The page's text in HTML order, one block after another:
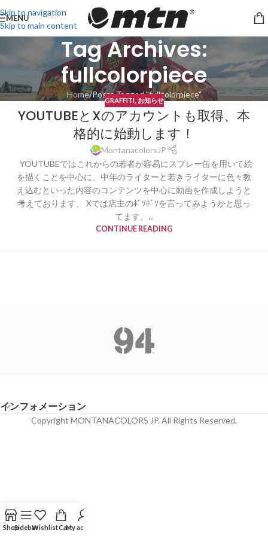
Skip to navigation
Skip to main content
MENU
Tag Archives:
fullcolorpiece
Home Posts Tagged "fullcolorpiece"
GRAFFITI, お知らせ
YOUTUBEとXのアカウントも取得、本
格的に始動します！
MontanacolorsJP
YOUTUBEではこれからの若者が容易にスプレー缶を用いて絵
を描くことを中心に、中年のライターと若きライターに色々教
え込むといった内容のコンテンツを中心に動画を作成しようと
考えております、 Xでは店主のﾎﾞｿﾎﾞｿを言ってみようかと思っ
てます。...
CONTINUE READING
インフォメーション
Copyright MONTANACOLORS JP. All Rights Reserved.
ShopSidebarWishlistCartMy account